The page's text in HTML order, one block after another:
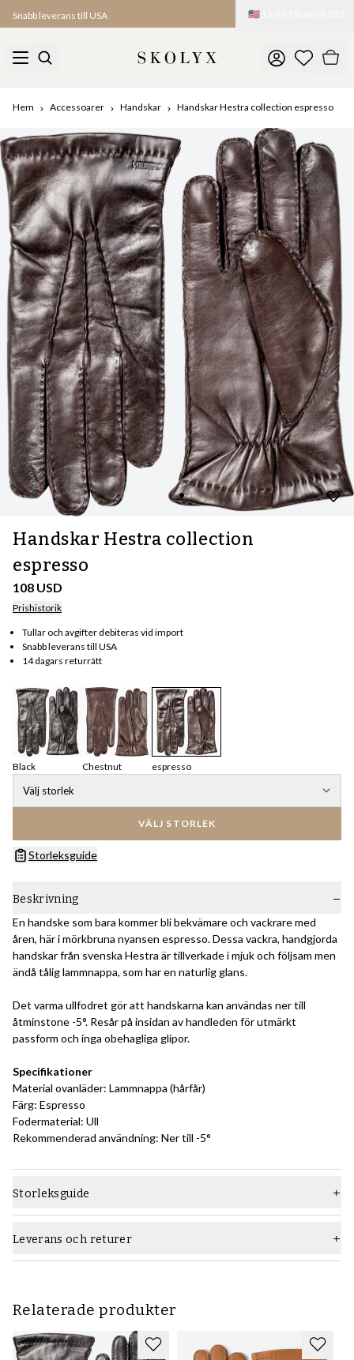
Snabb leverans till USA 🇺🇸
Hem Accessoarer Handskar Handskar Hestra collection espresso
Handskar Hestra collection
espresso
108 USD
Prishistorik
Tullar och avgifter debiteras vid import
Snabb leverans till USA
14 dagars returrätt
Black Chestnut espresso
Välj storlek
VÄLJ STORLEK
Storleksguide
Beskrivning
En handske som bara kommer bli bekvämare och vackrare med
åren, här i mörkbruna nyansen espresso. Dessa vackra, handgjorda
handskar från svenska Hestra är tillverkade i mjuk och följsam men
ändå tålig lammnappa, som har en naturlig glans.
Det varma ullfodret gör att handskarna kan användas ner till
åtminstone -5°. Resår på insidan av handleden för utmärkt
passform och inga obehagliga glipor.
Specifikationer
Material ovanläder: Lammnappa (hårfår)
Färg: Espresso
Fodermaterial: Ull
Rekommenderad användning: Ner till -5°
Storleksguide
Leverans och returer
Relaterade produkter